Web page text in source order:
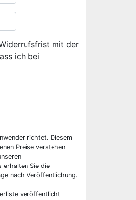
mit der
ich bei
richtet. Diesem
Preise verstehen
erhalten Sie die
nach Veröffentlichung.
veröffentlicht